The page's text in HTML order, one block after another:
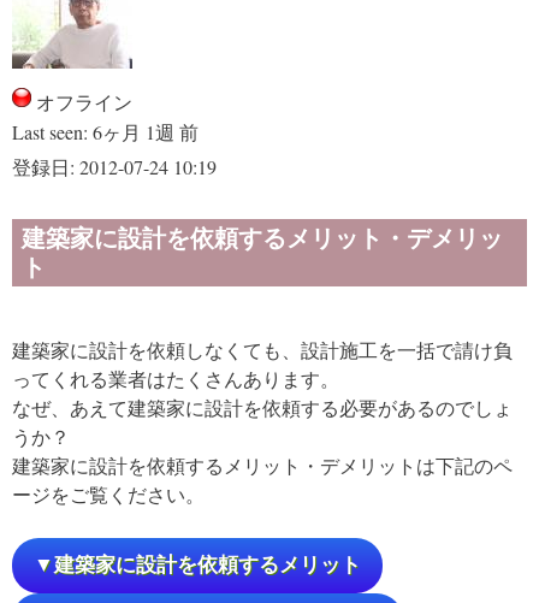
オフライン
Last seen: 6ヶ月 1週 前
登録日: 2012-07-24 10:19
建築家に設計を依頼するメリット・デメリッ
ト
建築家に設計を依頼しなくても、設計施工を一括で請け負
ってくれる業者はたくさんあります。
なぜ、あえて建築家に設計を依頼する必要があるのでしょ
うか？
建築家に設計を依頼するメリット・デメリットは下記のペ
ージをご覧ください。
▼建築家に設計を依頼するメリット